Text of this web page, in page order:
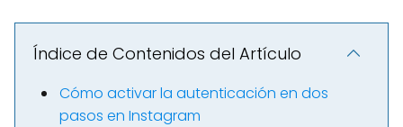
Índice de Contenidos del Artículo
Cómo activar la autenticación en dos
pasos en Instagram